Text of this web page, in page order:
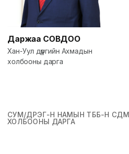
Даржаа СОВДОО
Хан-Уул дүүргийн Ахмадын
холбооны дарга
СУМ/ДҮҮРЭГ-Н НАМЫН ТББ-Н
ХОЛБООНЫ ДАРГА